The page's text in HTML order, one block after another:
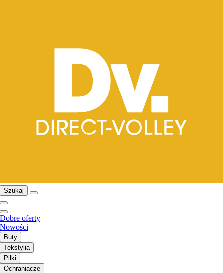
Szukaj
Dobre oferty
Nowości
Buty
Tekstylia
Piłki
Ochraniacze